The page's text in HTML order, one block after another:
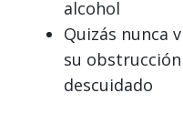
alcohol
Quizás nunca
su
descuidado